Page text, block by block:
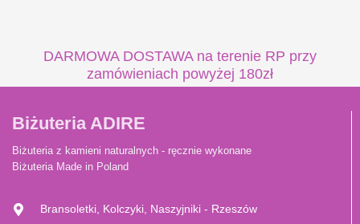
DARMOWA DOSTAWA na terenie RP przy
zamówieniach powyżej 180zł
Biżuteria ADIRE
Biżuteria z kamieni naturalnych - ręcznie wykonane
Biżuteria Made in Poland
Bransoletki, Kolczyki, Naszyjniki - Rzeszów